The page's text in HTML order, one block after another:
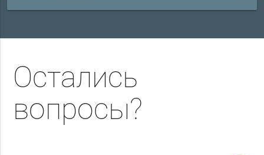
Остались
вопросы?